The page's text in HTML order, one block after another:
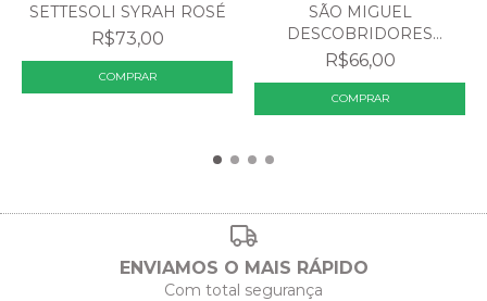
SETTESOLI SYRAH ROSÉ
R$73,00
SÃO MIGUEL
DESCOBRIDORES
ATLANTICO ALENT...
R$66,00
ENVIAMOS O MAIS RÁPIDO
Com total segurança